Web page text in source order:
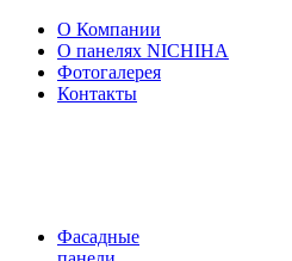
О Компании
О панелях NICHIHA
Фотогалерея
Контакты
Фасадные